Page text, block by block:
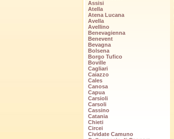
Assisi
Atella
Atena Lucana
Avella
Avellino
Benevagienna
Benevent
Bevagna
Bolsena
Borgo Tufico
Boville
Cagliari
Caiazzo
Cales
Canosa
Capua
Carsioli
Carsoli
Cassino
Catania
Chieti
Circei
Cividate Camuno